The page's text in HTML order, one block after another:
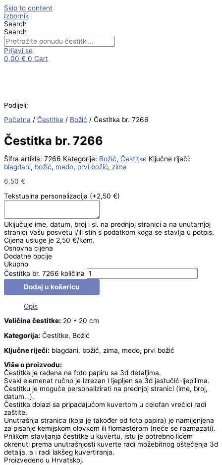
Skip to content
Izbornik
Search
Search
Prijavi se
0,00 € 0 Cart
Podijeli:
Početna / Čestitke / Božić / Čestitka br. 7266
Čestitka br. 7266
Šifra artikla: 7266 Kategorije: Božić, Čestitke Ključne riječi:
blagdani, božić, medo, prvi božić, zima
6,50 €
Tekstualna personalizacija (+2,50 €)
Uključuje ime, datum, broj i sl. na prednjoj stranici a na unutarnjoj
stranici Vašu posvetu i/ili stih s podatkom koga se stavlja u potpis.
Cijena usluge je 2,50 €/kom.
Osnovna cijena
Dodatne opcije
Ukupno
Čestitka br. 7266 količina
Dodaj u košaricu
Opis
Veličina čestitke: 20 * 20 cm
Kategorija: Čestitke, Božić
Ključne riječi: blagdani, božić, zima, medo, prvi božić
Više o proizvodu:
Čestitka je rađena na foto papiru sa 3d detaljima.
Svaki elemenat ručno je izrezan i ljepljen sa 3d jastučić-ljepilima.
Čestitku je moguće personalizirati na prednjoj stranici (ime, broj,
datum…).
Čestitka dolazi sa pripadajućom kuvertom u celofan vrećici radi
zaštite.
Unutrašnja stranica (koja je također od foto papira) je namijenjena
za pisanje kemijskom olovkom ili flomasterom (neće se razmazati).
Prilikom stavljanja čestitke u kuvertu, istu je potrebno licem
okrenuti prema unutrašnjosti kuverte radi možebitnog oštećenja 3d
detalja, a i radi lakšeg kuvertiranja.
Proizvedeno u Hrvatskoj.